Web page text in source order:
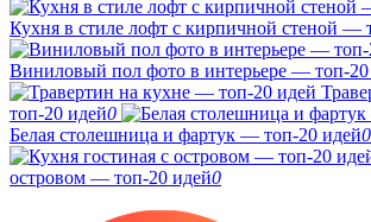
Кухня в стиле лофт с кирпичной стеной —
Виниловый пол фото в интерьере — топ-20
топ-20 идей0
Белая столешница и фартук — топ-20 идей0
островом — топ-20 идей0